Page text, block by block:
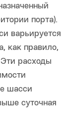
порта).
варьируется
как правило,
расходы
шасси
суточная